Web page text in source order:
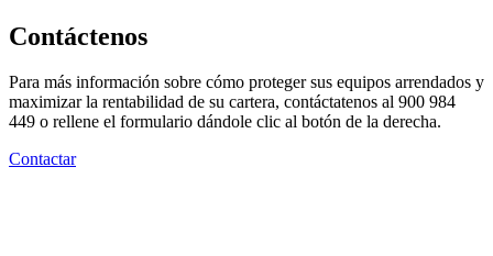
Contáctenos
Para más información sobre cómo proteger sus equipos arrendados y
maximizar la rentabilidad de su cartera, contáctatenos al 900 984
449 o rellene el formulario dándole clic al botón de la derecha.
Contactar